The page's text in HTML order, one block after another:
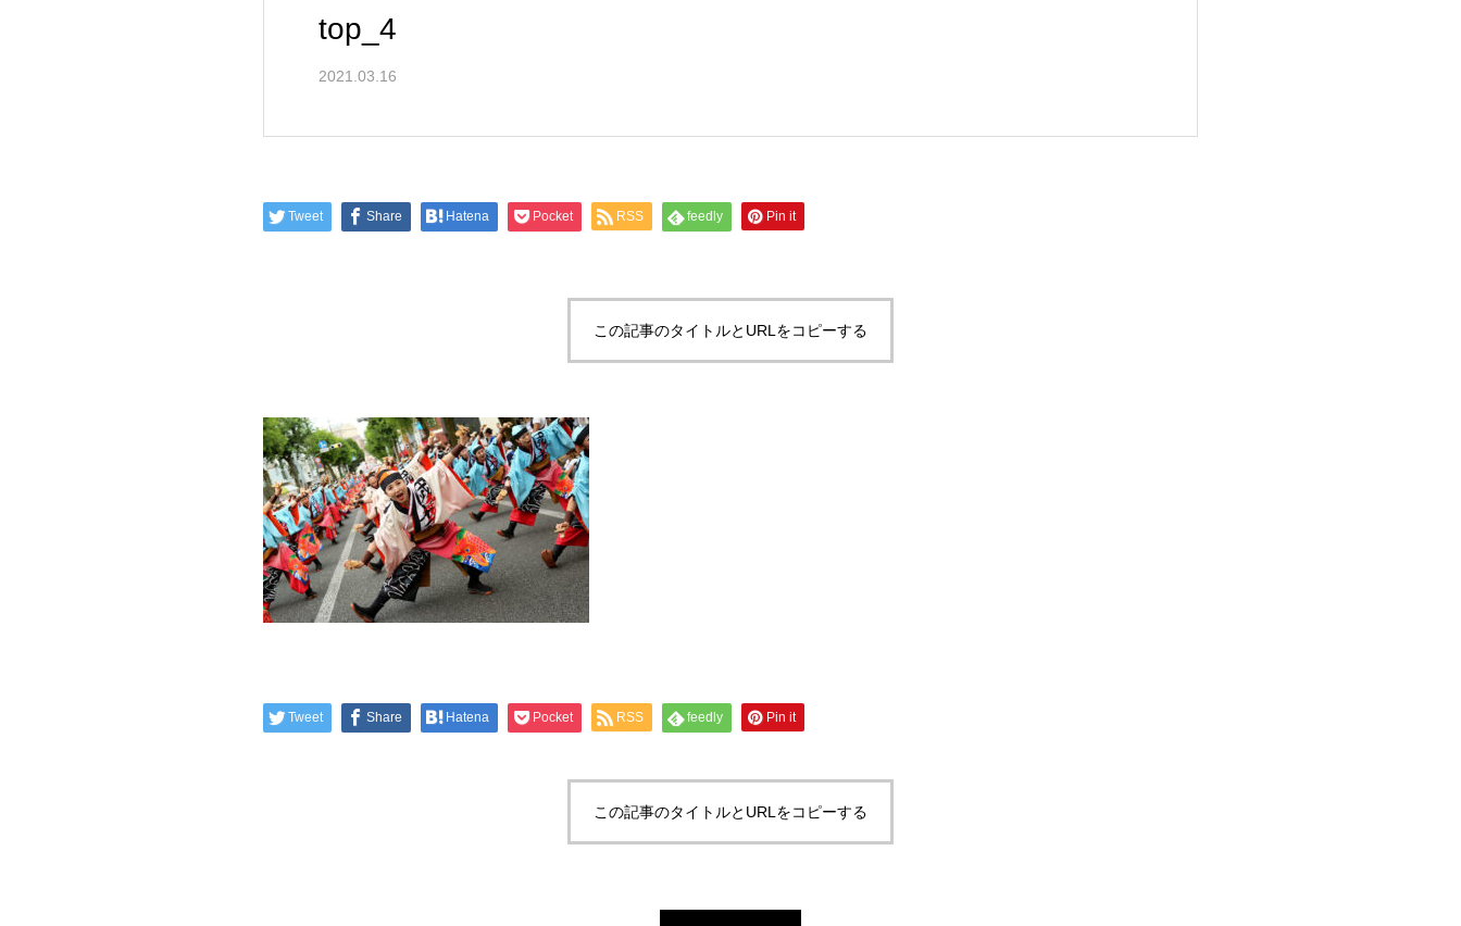
top_4
2021.03.16
Tweet Share Hatena Pocket RSS feedly Pin it
この記事のタイトルとURLをコピーする
Tweet Share Hatena Pocket RSS feedly Pin it
この記事のタイトルとURLをコピーする